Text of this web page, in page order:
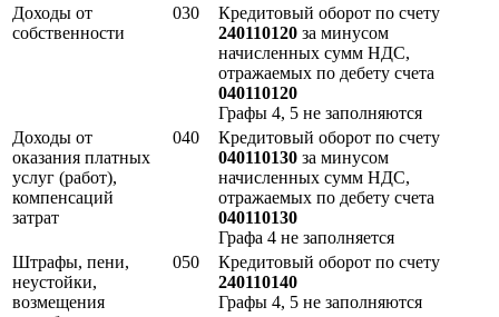
Доходы от
собственности
030
Кредитовый оборот по счету
240110120 за минусом
начисленных сумм НДС,
отражаемых по дебету счета
040110120
Графы 4, 5 не заполняются
Доходы от
оказания платных
услуг (работ),
компенсаций
затрат
040
Кредитовый оборот по счету
040110130 за минусом
начисленных сумм НДС,
отражаемых по дебету счета
040110130
Графа 4 не заполняется
Штрафы, пени,
неустойки,
возмещения
050
Кредитовый оборот по счету
240110140
Графы 4, 5 не заполняются